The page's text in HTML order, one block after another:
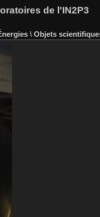
de l'IN2P3
\ Objets